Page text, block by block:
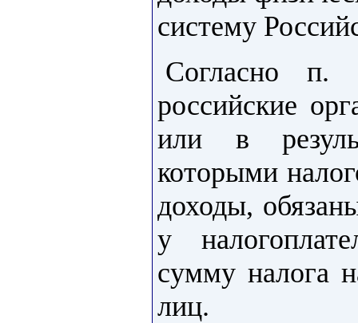
систему
Согласно
российские
или в
которыми
доходы,
у
сумму налога
лиц.